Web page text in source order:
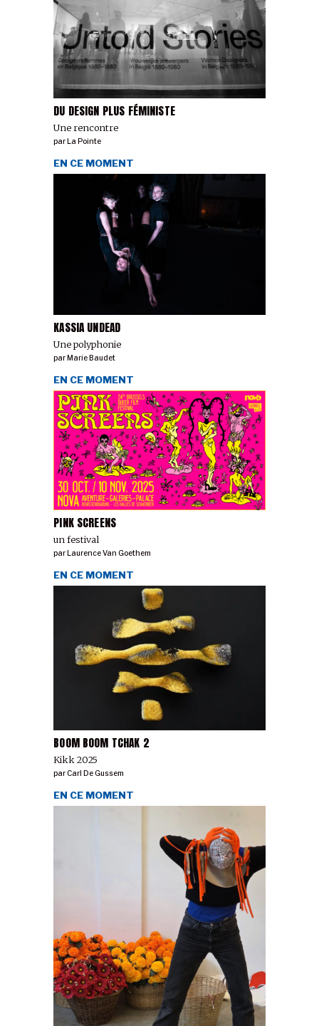
DU DESIGN PLUS FÉMINISTE
Une rencontre
par La Pointe
KASSIA UNDEAD
Une polyphonie
EN CE MOMENT
par Marie Baudet
PINK SCREENS
un festival
EN CE MOMENT
parLaurence Van Goethem
BOOM BOOM TCHAK 2
Kikk 2025
EN CE MOMENT
parCarl De Gussem
EN CE MOMENT